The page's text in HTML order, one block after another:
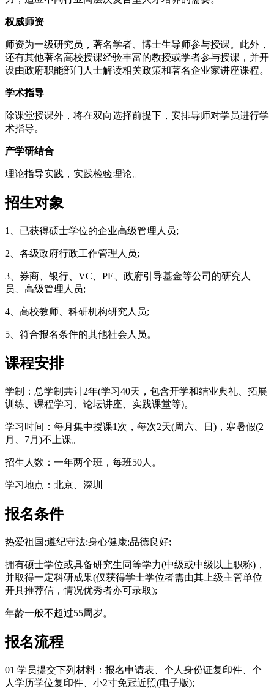
权威师资
师资为一级研究员，著名学者、博士生导师参与授课。此外，
还有其他著名高校授课经验丰富的教授或学者参与授课，并开
设由政府职能部门人士解读相关政策和著名企业家讲座课程。
学术指导
除课堂授课外，将在双向选择前提下，安排导师对学员进行学
术指导。
产学研结合
理论指导实践，实践检验理论。
招生对象
1、已获得硕士学位的企业高级管理人员;
2、各级政府行政工作管理人员;
3、券商、银行、VC、PE、政府引导基金等公司的研究人
员、高级管理人员;
4、高校教师、科研机构研究人员;
5、符合报名条件的其他社会人员。
课程安排
学制：总学制共计2年(学习40天，包含开学和结业典礼、拓展
训练、课程学习、论坛讲座、实践课堂等)。
学习时间：每月集中授课1次，每次2天(周六、日)，寒暑假(2
月、7月)不上课。
招生人数：一年两个班，每班50人。
学习地点：北京、深圳
报名条件
热爱祖国;遵纪守法;身心健康;品德良好;
拥有硕士学位或具备研究生同等学力(中级或中级以上职称)，
并取得一定科研成果(仅获得学士学位者需由其上级主管单位
开具推荐信，情况优秀者亦可录取);
年龄一般不超过55周岁。
报名流程
01 学员提交下列材料：报名申请表、个人身份证复印件、个
人学历学位复印件、小2寸免冠近照(电子版);